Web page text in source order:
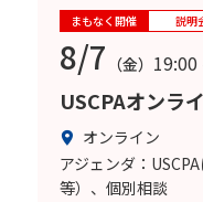
まもなく開催 説明
8/7 （金） 19:00
USCPAオンラ
オンライン
アジェンダ：
等）、個別相談